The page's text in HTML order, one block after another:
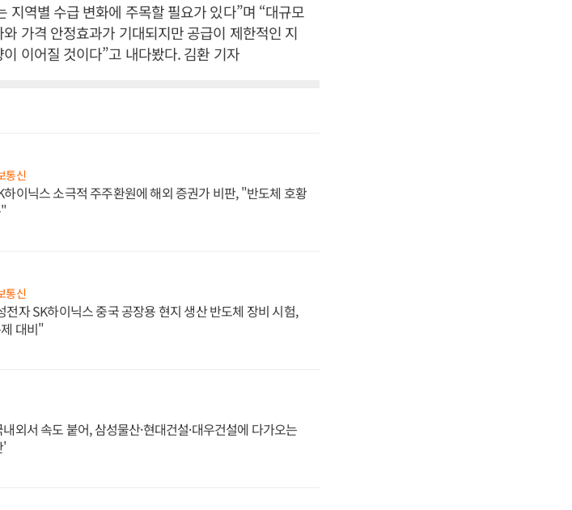
지역별 수급 변화에 주목할 필요가 있다”며 “대규모
가격 안정효과가 기대되지만 공급이 제한적인 지
이어질 것이다”고 내다봤다. 김환 기자
통신
하이닉스 소극적 주주환원에 해외 증권가 비판, "반도체 호황
통신
전자 SK하이닉스 중국 공장용 현지 생산 반도체 장비 시험,
대비"
외서 속도 붙어, 삼성물산·현대건설·대우건설에 다가오는
'